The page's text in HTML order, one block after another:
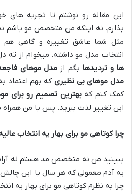
این مقاله رو نوشتم تا تجربه های
بذارم. نه اینکه من متخصص مو باشم
مثل شما عاشق تغییره و گاهی هم
انتخاب مدل مو داشته. میخوام از ته
ها و تردیدها بگم از مدل موهای
مدل موهای بی نظیری که بهم اعتماد
کمک کنم کهبهترین تصمیم رو برای
این تغییر لذت ببرید. پس با من همراه
چرا کوتاهی مو برای بهار یه انتخاب
ببینید من نه متخصص مد هستم نه
یه آدم معمولی که هر سال با این
چرا به نظرم کوتاهی مو برای بهار یه